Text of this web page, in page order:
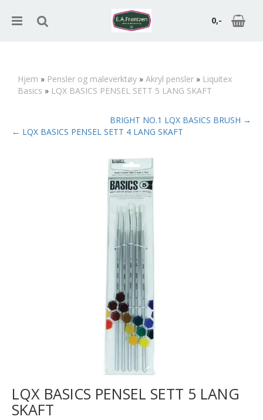
0,-
Hjem » Pensler og maleverktøy » Akryl pensler » Liquitex
Basics » LQX BASICS PENSEL SETT 5 LANG SKAFT
BRIGHT NO.1 LQX BASICS BRUSH →
← LQX BASICS PENSEL SETT 4 LANG SKAFT
LQX BASICS PENSEL SETT 5 LANG
SKAFT